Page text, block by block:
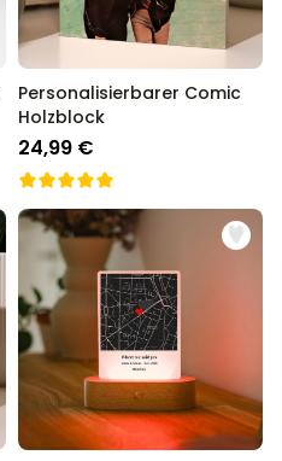
Personalisierbarer Comic
Holzblock
24,99 €